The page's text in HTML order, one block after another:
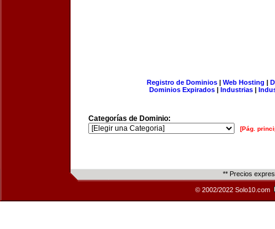
Registro de Dominios| Web Hosting |
Dominios Expirados | Industrias |
Categorías de Dominio:
[Pág.
** Precios
© 2002/2022 Solo10.com